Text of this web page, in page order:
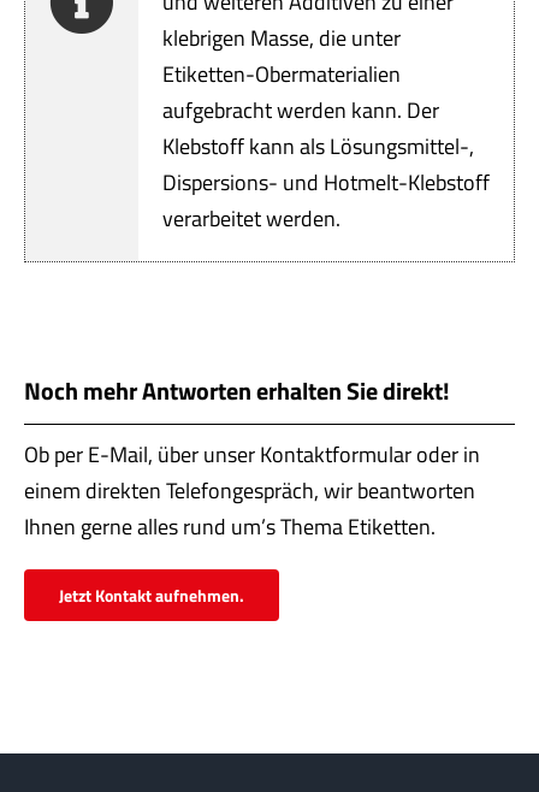
Jobs
mehr
klebrigen Masse, die unter
Etiketten-Obermaterialien
aufgebracht werden kann. Der
Klebstoff kann als Lösungsmittel-,
Dispersions- und Hotmelt-Klebstoff
verarbeitet werden.
Noch mehr Antworten erhalten Sie direkt!
Ob per E-Mail, über unser Kontaktformular oder in
einem direkten Telefongespräch, wir beantworten
Ihnen gerne alles rund um’s Thema Etiketten.
Jetzt Kontakt aufnehmen.